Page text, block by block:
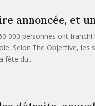
annoncée, et
000 personnes ont
Selon The Objective, les
fête du...